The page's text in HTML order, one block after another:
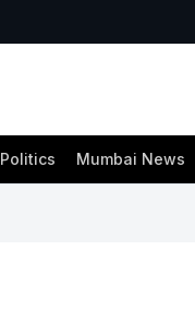
Politics Mumbai News